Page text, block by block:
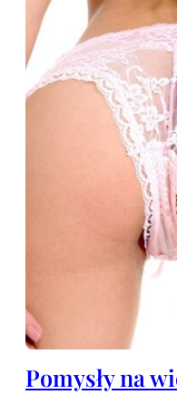
Pomysły na